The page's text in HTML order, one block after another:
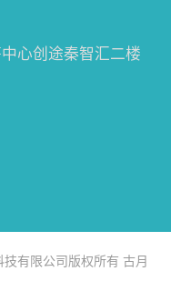
心创途秦智汇二楼
有限公司版权所有 古月